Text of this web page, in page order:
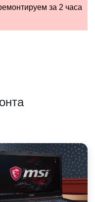
за 2 часа